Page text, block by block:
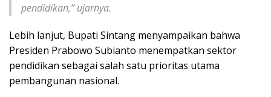
pendidikan,” ujarnya.
Lebih lanjut, Bupati Sintang menyampaikan bahwa
Presiden Prabowo Subianto menempatkan sektor
pendidikan sebagai salah satu prioritas utama
pembangunan nasional.